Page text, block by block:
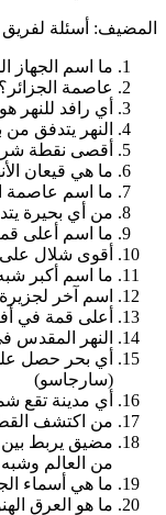
المضيف: أسئلة لفريق
ما اسم الجهاز
عاصمة
أي رافد للنهر
النهر يتدفق من
أقصى نقطة
ما هي قيعان
ما اسم عاصمة
من أي بحيرة
ما اسم أعلى
أقوى شلال على
ما اسم أكبر
اسم آخر لجزيرة
أعلى قمة في
النهر المقدس
أي بحر حصل
(سارجاسو)
أي مدينة تقع
من اكتشف
مضيق يربط
من العالم
ما هي أسماء
ما هو العرق